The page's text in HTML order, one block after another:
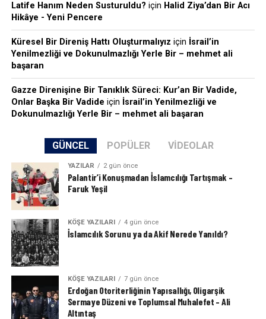
Latife Hanım Neden Susturuldu? için Halid Ziya’dan Bir Acı
Hikâye - Yeni Pencere
Küresel Bir Direniş Hattı Oluşturmalıyız için İsrail’in
Yenilmezliği ve Dokunulmazlığı Yerle Bir – mehmet ali
başaran
Gazze Direnişine Bir Tanıklık Süreci: Kur’an Bir Vadide,
Onlar Başka Bir Vadide için İsrail’in Yenilmezliği ve
Dokunulmazlığı Yerle Bir – mehmet ali başaran
GÜNCEL POPÜLER VIDEOLAR
YAZILAR 2 gün önce
Palantir’i Konuşmadan İslamcılığı Tartışmak –
Faruk Yeşil
KÖŞE YAZILARI 4 gün önce
İslamcılık Sorunu ya da Akif Nerede Yanıldı?
KÖŞE YAZILARI 7 gün önce
Erdoğan Otoriterliğinin Yapısallığı, Oligarşik
Sermaye Düzeni ve Toplumsal Muhalefet – Ali
Altıntaş